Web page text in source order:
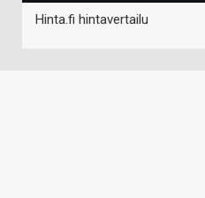
Hinta.fi hintavertailu